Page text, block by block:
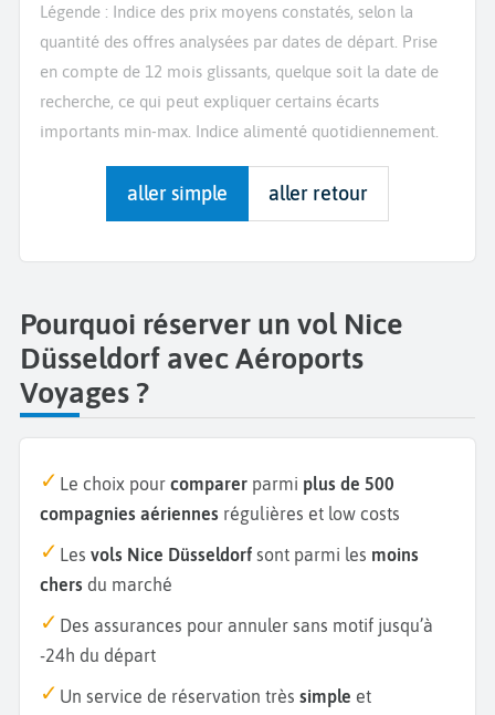
aller simple aller retour
Légende : Indice des prix moyens constatés, selon la
quantité des offres analysées par dates de départ. Prise
en compte de 12 mois glissants, quelque soit la date de
recherche, ce qui peut expliquer certains écarts
importants min-max. Indice alimenté quotidiennement.
Pourquoi réserver un vol Nice
Düsseldorf avec Aéroports
Voyages ?
Le choix pour comparer parmi plus de 500
compagnies aériennes régulières et low costs
Les vols Nice Düsseldorf sont parmi les moins
chers du marché
Des assurances pour annuler sans motif jusqu’à
-24h du départ
Un service de réservation très simple et